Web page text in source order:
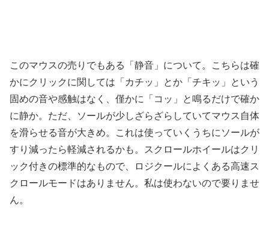
このマウスの売りでもある「静音」について。こちらは確
かにクリックに関しては「カチッ」とか「チキッ」という
固めの音や感触はなく、僅かに「コッ」と鳴るだけで確か
に静か。ただ、ソールが少しざらざらしていてマウス自体
を滑らせる音が大きめ。これは使っていくうちにソールが
すり減ったら軽減されるかも。スクロールホイールはクリ
ック付きの標準的なもので、ロジクールによくある高速ス
クロールモードはありません。私は使わないので要りませ
ん。